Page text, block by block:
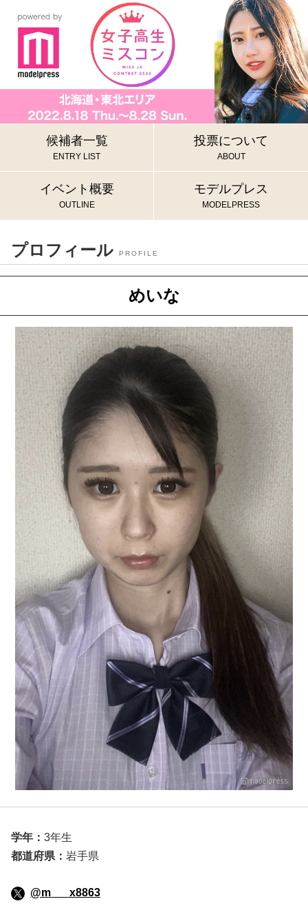
候補者一覧
ENTRY LIST
投票について
ABOUT
イベント概要
OUTLINE
モデルプレス
MODELPRESS
プロフィール PROFILE
めいな
学年： 3年生
都道府県： 岩手県
@m___x8863